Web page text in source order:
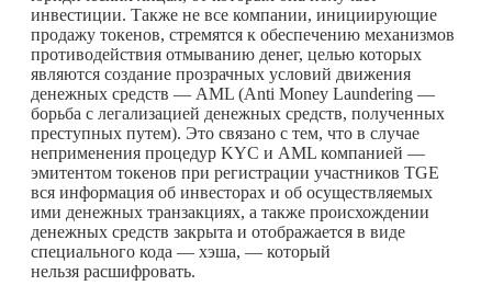
инвестиции. Также не все компании, инициирующие
продажу токенов, стремятся к обеспечению механизмов
противодействия отмыванию денег, целью которых
являются создание прозрачных условий движения
денежных средств — AML (Anti Money Laundering —
борьба с легализацией денежных средств, полученных
преступных путем). Это связано с тем, что в случае
неприменения процедур KYC и AML компанией —
эмитентом токенов при регистрации участников TGE
вся информация об инвесторах и об осуществляемых
ими денежных транзакциях, а также происхождении
денежных средств закрыта и отображается в виде
специального кода — хэша, — который
нельзя расшифровать.